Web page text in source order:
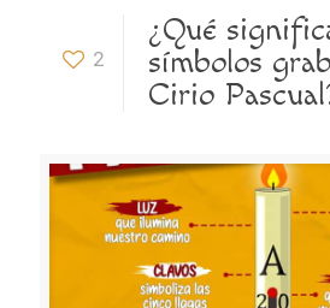
2
¿Qué
símbolos
Cirio